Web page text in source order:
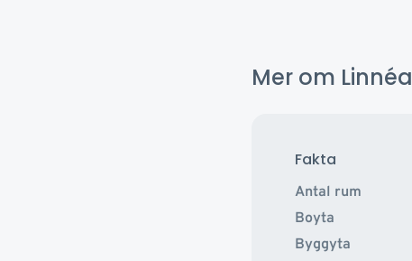
Mer om Linnéa
Fakta
Antal rum
Boyta
Byggyta